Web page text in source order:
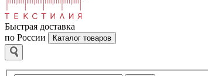
Быстрая доставка
по России
Каталог товаров